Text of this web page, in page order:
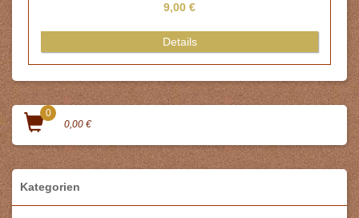
9,00 €
Details
0
0,00 €
Kategorien